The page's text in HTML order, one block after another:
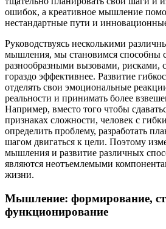
ошибок, а креативное мышление
нестандартные пути и
Руководствуясь несколькими
мышления, мы становимся способны
разнообразными вызовами, рисками,
гораздо эффективнее. Развитие
отделять свои эмоциональные
реальности и принимать более
Например, вместо того чтобы
признаках сложности, человек с
определить проблему, разработать
шагом двигаться к цели. Поэтому
мышления и развитие различных
являются неотъемлемыми
жизни.
Мышление: формирование,
функционирование